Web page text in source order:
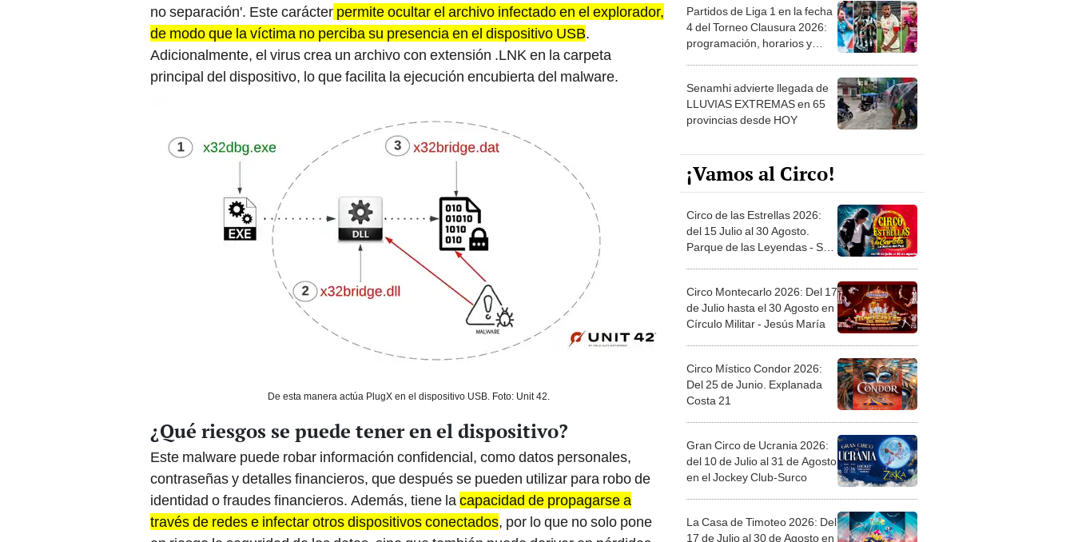
no separación'. Este carácter permite ocultar el archivo infectado en el explorador,
de modo que la víctima no perciba su presencia en el dispositivo USB.
Adicionalmente, el virus crea un archivo con extensión .LNK en la carpeta
principal del dispositivo, lo que facilita la ejecución encubierta del malware.
De esta manera actúa PlugX en el dispositivo USB. Foto: Unit 42.
¿Qué riesgos se puede tener en el dispositivo?
Este malware puede robar información confidencial, como datos personales,
contraseñas y detalles financieros, que después se pueden utilizar para robo de
identidad o fraudes financieros. Además, tiene la capacidad de propagarse a
través de redes e infectar otros dispositivos conectados, por lo que no solo pone
Partidos de Liga 1 en la fecha
4 del Torneo Clausura 2026:
programación, horarios y
Senamhi advierte llegada de
LLUVIAS EXTREMAS en 65
provincias desde HOY
¡Vamos al Circo!
Circo de las Estrellas 2026:
del 15 Julio al 30 Agosto.
Parque de las Leyendas - San
Circo Montecarlo 2026: Del 17
de Julio hasta el 30 Agosto en
Círculo Militar - Jesús María
Circo Místico Condor 2026:
Del 25 de Junio. Explanada
Costa 21
Gran Circo de Ucrania 2026:
del 10 de Julio al 31 de Agosto
en el Jockey Club-Surco
La Casa de Timoteo 2026: Del
17 de Julio al 30 de Agosto en